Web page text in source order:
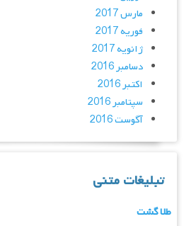
مارس 2017
فوریه 2017
ژانویه 2017
دسامبر 2016
اکتبر 2016
سپتامبر 2016
آگوست 2016
تبلیغات متنی
طلا گشت